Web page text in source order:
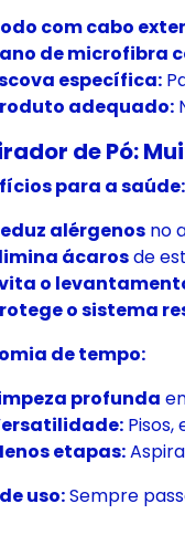
com cabo
de microfibra
específica:
adequado:
de Pó:
para a saúde:
alérgenos no
ácarosde
o
o sistema
de tempo:
profunda
etapas:
uso:Sempre